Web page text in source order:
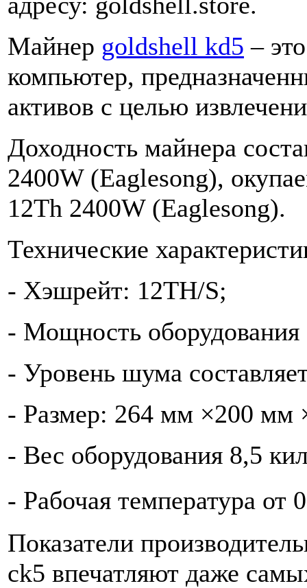
Майнер goldshell kd5 –
компьютер,
активов с целью
Доходность майнера
2400W (Eaglesong),
12Th 2400W (Eaglesong).
Технические
- Хэшрейт: 12TH/S;
- Мощность оборудования
- Уровень шума
- Размер: 264 мм ×200 мм
- Вес оборудования 8,5
- Рабочая температура
Показатели
ck5 впечатляют даже